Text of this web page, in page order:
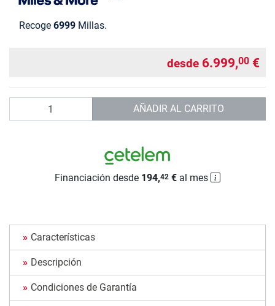
Recoge 6999 Millas.
desde 6.999,00 €
AÑADIR AL CARRITO
Financiación desde 194,42 € al mes
Características
Descripción
Condiciones de Garantía